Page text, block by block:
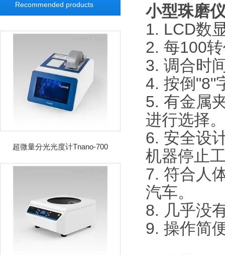
Recommended products
超微量分光光度计Tnano-700
小型珠磨
1. LCD数
2. 每100
3. 调合时
4. 按倒"8"
5. 有金属
进行选择
6. 安全设
机器停止
7. 符合人
汽车。
8. 几乎没
9. 操作简